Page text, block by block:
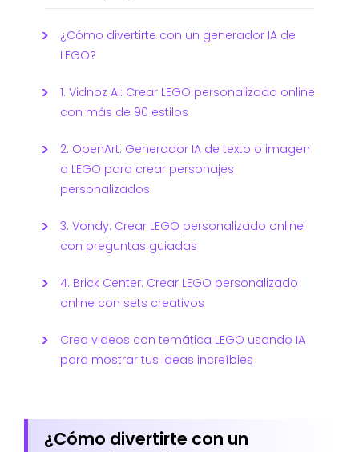
¿Cómo divertirte con un generador IA de
LEGO?
1. Vidnoz AI: Crear LEGO personalizado online
con más de 90 estilos
2. OpenArt: Generador IA de texto o imagen
a LEGO para crear personajes
personalizados
3. Vondy: Crear LEGO personalizado online
con preguntas guiadas
4. Brick Center: Crear LEGO personalizado
online con sets creativos
Crea videos con temática LEGO usando IA
para mostrar tus ideas increíbles
¿Cómo divertirte con un